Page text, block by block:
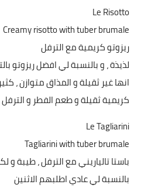
Le Risotto
Creamy risotto with tuber brumale
ريزوتو كريمية مع الترفل
لذيذة ، و بالنسبة لي افضل ريزوتو
انها غير ثقيلة و المذاق متوازن ،
كريمية ثقيلة و طعم الفطر و
Le Tagliarini
Tagliarini with tuber brumale
باستا تالياريني مع الترفل ، طيبة
بالنسبة لي عادي اطلبهم الاثنين